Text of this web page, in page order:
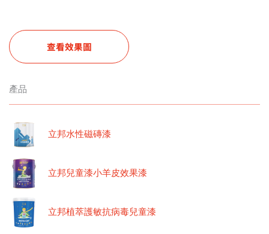
查看效果圖
產品
立邦水性磁磚漆
立邦兒童漆小羊皮效果漆
立邦植萃護敏抗病毒兒童漆